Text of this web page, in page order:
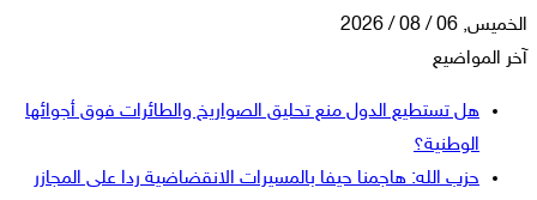
الخميس, 06 / 08 / 2026
آخر المواضيع
هل تستطيع الدول منع تحليق الصواريخ والطائرات فوق أجوائها
الوطنية؟
حزب الله: هاجمنا حيفا بالمسيرات الانقضاضية ردا على المجازر